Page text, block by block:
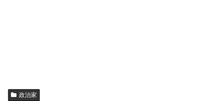
政治家